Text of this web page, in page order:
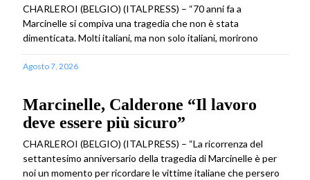
CHARLEROI (BELGIO) (ITALPRESS) – “70 anni fa a
Marcinelle si compiva una tragedia che non è stata
dimenticata. Molti italiani, ma non solo italiani, morirono
Agosto 7, 2026
Marcinelle, Calderone “Il lavoro
deve essere più sicuro”
CHARLEROI (BELGIO) (ITALPRESS) – “La ricorrenza del
settantesimo anniversario della tragedia di Marcinelle è per
noi un momento per ricordare le vittime italiane che persero